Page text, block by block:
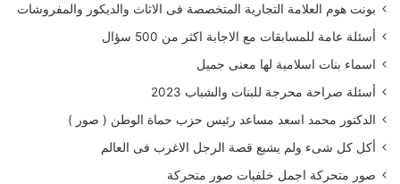
بونت هوم العلامة التجارية المتخصصة فى الاثاث والديكور والمفروشات
أسئلة عامة للمسابقات مع الاجابة اكثر من 500 سؤال
اسماء بنات اسلامية لها معنى جميل
أسئلة صراحة محرجة للبنات والشباب 2023
الدكتور محمد اسعد مساعد رئيس حزب حماة الوطن ( صور )
أكل كل شىء ولم يشبع قصة الرجل الاغرب فى العالم
صور متحركة اجمل خلفيات صور متحركة